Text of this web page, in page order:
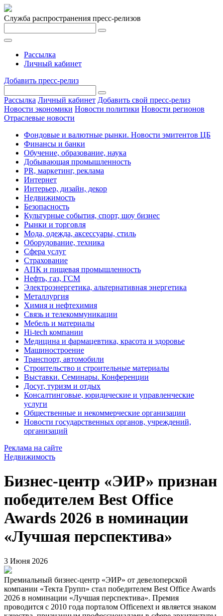
Служба распространения пресс-релизов
Рассылка
Личный кабинет
Добавить пресс-релиз
Рассылка Личный кабинет Добавить свой пресс-релиз
Новости экономики Новости политики Новости регионов
Отраслевые новости
Фондовые и валютные рынки. Новости эмитентов ЦБ
Финансы и банки
Обучение, образование, наука
Добывающая промышленность
PR, маркетинг, реклама
Интернет
Интерьер, дизайн, декор
Недвижимость
Безопасность
Культурные события, спорт, шоу бизнес
Рынки и торговля
Мода, одежда, аксессуары, стиль
Оборудование, техника
Сфера услуг
Страхование
АПК и пищевая промышленность
Нефть, газ, ГСМ
Электроэнергетика, альтернативная энергетика
Металлургия
Химия и нефтехимия
Связь и телекоммуникации
Мебель и материалы
Hi-tech компании
Медицина и фармацевтика, красота и здоровье
Машиностроение
Транспорт, автомобили
Строительство и строительные материалы
Выставки. Семинары. Конференции
Досуг, туризм и отдых
Консалтинговые, юридические и управленческие
услуги
Общественные и некоммерческие организации
Новости государственных органов, учреждений,
организаций
Реклама на сайте
Недвижимость
Бизнес‑центр «ЭИР» признан
победителем Best Office
Awards 2026 в номинации
«Лучшая перспектива»
3 Июня 2026
Премиальный бизнес-центр «ЭИР» от девелоперской
компании «Текта Групп» стал победителем Best Office Awards
2026 в номинации «Лучшая перспектива». Премия
проводится с 2010 года порталом Officenext и является знаком